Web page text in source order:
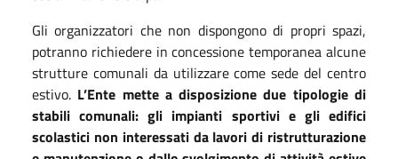
Gli organizzatori che non dispongono di propri spazi,
potranno richiedere in concessione temporanea alcune
strutture comunali da utilizzare come sede del centro
estivo. L’Ente mette a disposizione due tipologie di
stabili comunali: gli impianti sportivi e gli edifici
scolastici non interessati da lavori di ristrutturazione